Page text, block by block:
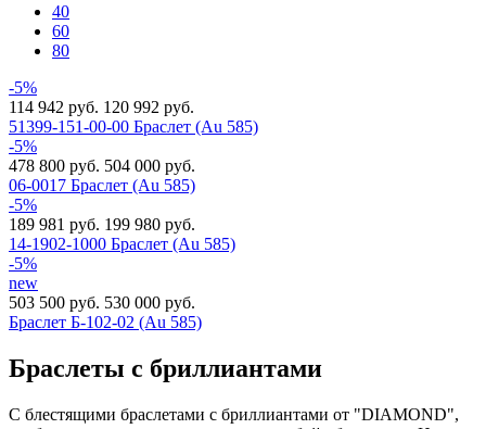
40
60
80
-5%
114 942 руб. 120 992 руб.
51399-151-00-00 Браслет (Au 585)
-5%
478 800 руб. 504 000 руб.
06-0017 Браслет (Au 585)
-5%
189 981 руб. 199 980 руб.
14-1902-1000 Браслет (Au 585)
-5%
new
503 500 руб. 530 000 руб.
Браслет Б-102-02 (Au 585)
Браслеты с бриллиантами
С блестящими браслетами с бриллиантами от "DIAMOND",